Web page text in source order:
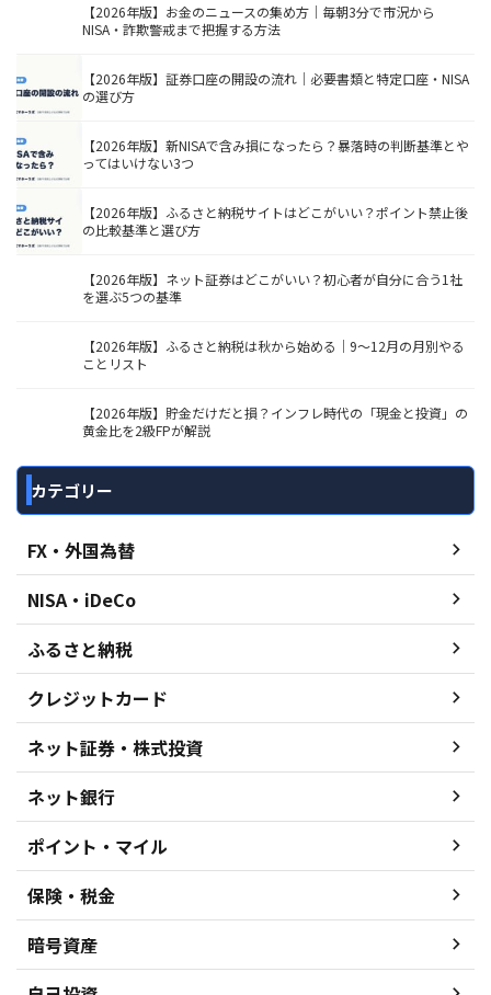
【2026年版】お金のニュースの集め方｜毎朝3分で市況から
NISA・詐欺警戒まで把握する方法
【2026年版】証券口座の開設の流れ｜必要書類と特定口座・NISA
の選び方
【2026年版】新NISAで含み損になったら？暴落時の判断基準とや
ってはいけない3つ
【2026年版】ふるさと納税サイトはどこがいい？ポイント禁止後
の比較基準と選び方
【2026年版】ネット証券はどこがいい？初心者が自分に合う1社
を選ぶ5つの基準
【2026年版】ふるさと納税は秋から始める｜9〜12月の月別やる
ことリスト
【2026年版】貯金だけだと損？インフレ時代の「現金と投資」の
黄金比を2級FPが解説
カテゴリー
FX・外国為替
NISA・iDeCo
ふるさと納税
クレジットカード
ネット証券・株式投資
ネット銀行
ポイント・マイル
保険・税金
暗号資産